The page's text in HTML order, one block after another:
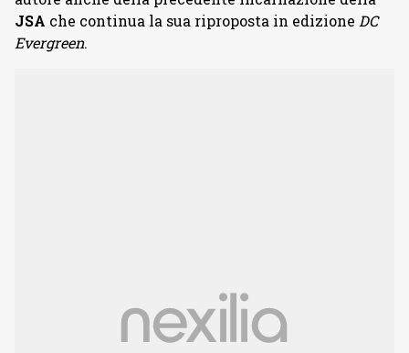
JSA che continua la sua riproposta in edizione DC
Evergreen.